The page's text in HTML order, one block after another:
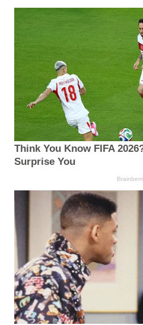
Think You Know FIFA
Surprise You